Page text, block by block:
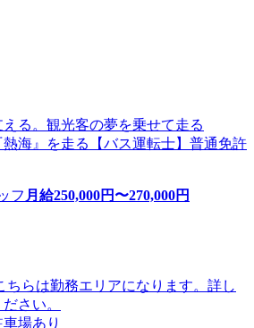
える。観光客の夢を乗せて走る
海』を走る【バス運転士】普通免許
フ 月給250,000円〜270,000円
らは勤務エリアになります。詳し
さい。
場あり